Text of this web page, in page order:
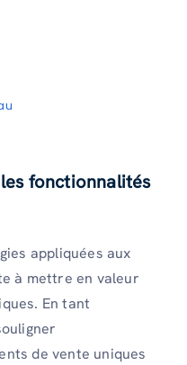
fonctionnalités
appliquées aux
à mettre en valeur
En tant
de vente uniques